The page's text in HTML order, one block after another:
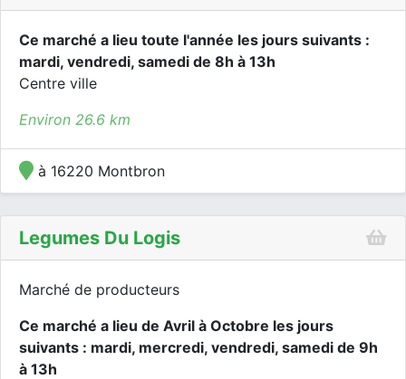
Ce marché a lieu toute l'année les jours suivants :
mardi, vendredi, samedi de 8h à 13h
Centre ville
Environ 26.6 km
à 16220 Montbron
Legumes Du Logis
Marché de producteurs
Ce marché a lieu de Avril à Octobre les jours
suivants : mardi, mercredi, vendredi, samedi de 9h
à 13h